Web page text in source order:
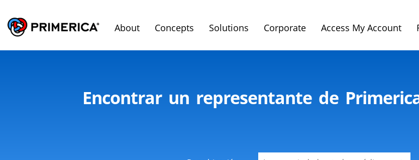
About Concepts Solutions Corporate Access My Account
Encontrar un representante de